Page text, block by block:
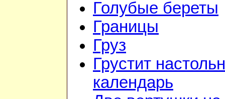
Голубые береты
Границы
Груз
Грустит
календарь